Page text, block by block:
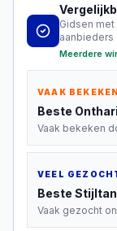
Gidsen
aanbieders
Meerdere
VAAK BEKEKEN
Beste
Vaak bekeken
VEEL
Beste
Vaak gezocht